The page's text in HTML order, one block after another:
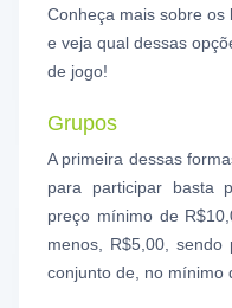
Conheça mais sobre os
e veja qual dessas
de jogo!
Grupos
A primeira dessas
para participar basta
preço mínimo de
menos, R$5,00,
conjunto de, no mínimo